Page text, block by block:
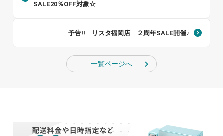
SALE20％OFF対象☆
予告!! リスタ福岡店 ２周年SALE開催♪
一覧ページへ